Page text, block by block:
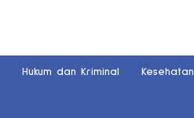
Hukum dan Kriminal Kesehatan